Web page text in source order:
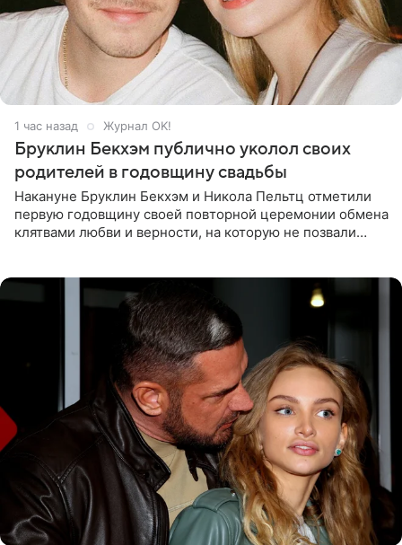
1 час назад Журнал OK!
Бруклин Бекхэм публично уколол своих
родителей в годовщину свадьбы
Накануне Бруклин Бекхэм и Никола Пельтц отметили
первую годовщину своей повторной церемонии обмена
клятвами любви и верности, на которую не позвали